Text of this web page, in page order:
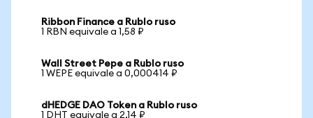
Ribbon Finance a Rublo ruso
1 RBN equivale a 1,58 ₽
Wall Street Pepe a Rublo ruso
1 WEPE equivale a 0,000414 ₽
dHEDGE DAO Token a Rublo ruso
1 DHT equivale a 2,14 ₽